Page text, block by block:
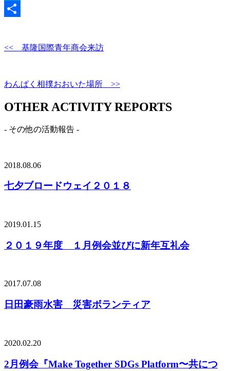
Hatena
<< 基隆国際青年商会来訪
わんぱく相撲おおいた場所 >>
OTHER ACTIVITY REPORTS
- その他の活動報告 -
2018.08.06
七夕ブロードウェイ２０１８
2019.01.15
２０１９年度 １月例会並びに新年互礼会
2017.07.08
日田豪雨水害 災害ボランティア
2020.02.20
2月例会『Make Together SDGs Platform〜共につ